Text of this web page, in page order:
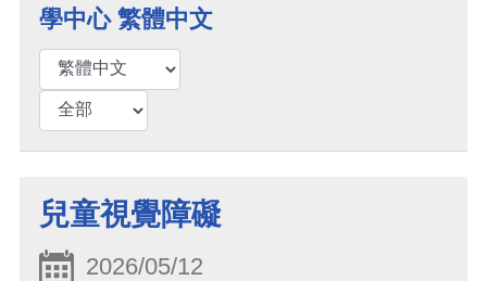
學中心 繁體中文
兒童視覺障礙
2026/05/12